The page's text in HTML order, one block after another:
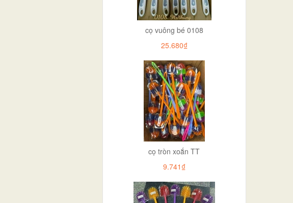
cọ vuông bé 0108
25.680₫
cọ tròn xoắn TT
9.741₫